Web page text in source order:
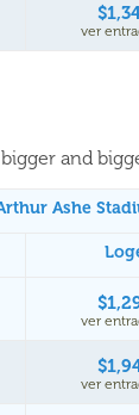
ver
and
Ashe
ver
ver